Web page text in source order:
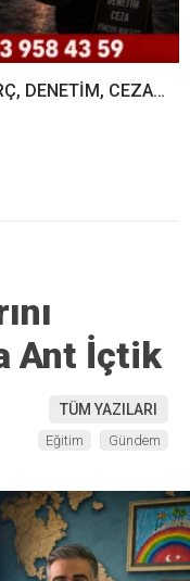
DENETİM, CEZA…
Ant İçtik
TÜM YAZILARI
Eğitim Gündem